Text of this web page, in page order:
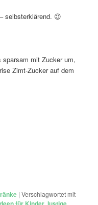
selbsterklärend. 😉
sparsam mit Zucker um,
Zimt-Zucker auf dem
|Verschlagwortet mit
,